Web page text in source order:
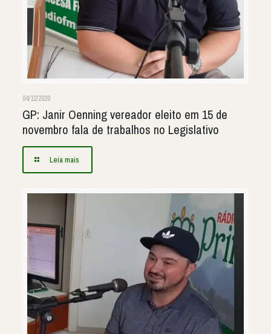
04/12/2020
GP: Janir Oenning vereador eleito em 15 de
novembro fala de trabalhos no Legislativo
Leia mais